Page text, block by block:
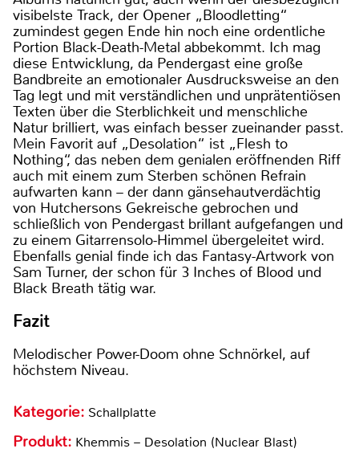
visibelste Track, der Opener „Bloodletting“
zumindest gegen Ende hin noch eine ordentliche
Portion Black-Death-Metal abbekommt. Ich mag
diese Entwicklung, da Pendergast eine große
Bandbreite an emotionaler Ausdrucksweise an den
Tag legt und mit verständlichen und unprätentiösen
Texten über die Sterblichkeit und menschliche
Natur brilliert, was einfach besser zueinander passt.
Mein Favorit auf „Desolation“ ist „Flesh to
Nothing“, das neben dem genialen eröffnenden Riff
auch mit einem zum Sterben schönen Refrain
aufwarten kann – der dann gänsehautverdächtig
von Hutchersons Gekreische gebrochen und
schließlich von Pendergast brillant aufgefangen und
zu einem Gitarrensolo-Himmel übergeleitet wird.
Ebenfalls genial finde ich das Fantasy-Artwork von
Sam Turner, der schon für 3 Inches of Blood und
Black Breath tätig war.
Fazit
Melodischer Power-Doom ohne Schnörkel, auf
höchstem Niveau.
Kategorie: Schallplatte
Produkt: Khemmis – Desolation (Nuclear Blast)